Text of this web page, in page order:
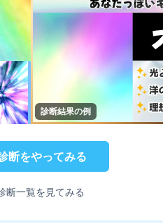
診断結果の例
断をやってみる
断一覧を見てみる